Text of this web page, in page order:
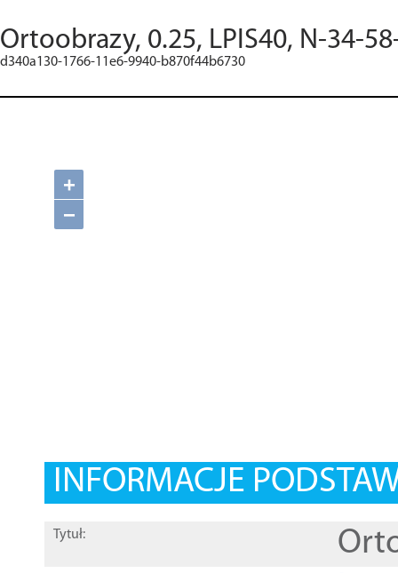
Ortoobrazy, 0.25, LPIS40, N-34-
d340a130-1766-11e6-9940-b870f44b6730
+
−
INFORMACJE
Tytuł: